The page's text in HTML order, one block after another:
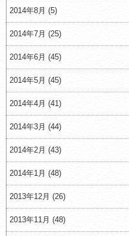
2014年8月 (5)
2014年7月 (25)
2014年6月 (45)
2014年5月 (45)
2014年4月 (41)
2014年3月 (44)
2014年2月 (43)
2014年1月 (48)
2013年12月 (26)
2013年11月 (48)